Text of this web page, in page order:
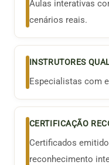
Aulas interativas
cenários reais.
INSTRUTORES
Especialistas com
CERTIFICAÇÃO
Certificados
reconhecimento